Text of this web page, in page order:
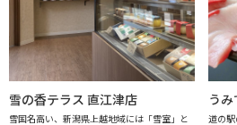
雪の香テラス 直江津店
雪国名高い、新潟県上越地域には「雪室」と 道の駅